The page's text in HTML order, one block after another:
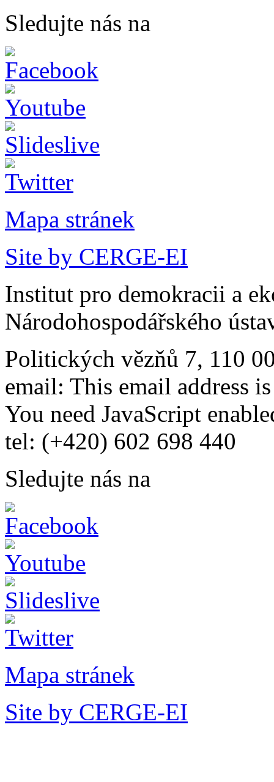
Sledujte nás na
Mapa stránek
Site by CERGE-EI
Institut pro demokracii a
Národohospodářského
Politických vězňů 7, 110
email: This email address
You need JavaScript
tel: (+420) 602 698 440
Sledujte nás na
Mapa stránek
Site by CERGE-EI